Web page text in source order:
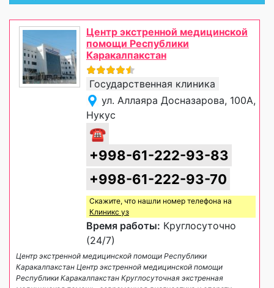
Центр экстренной медицинской
помощи Республики
Каракалпакстан
Государственная клиника
ул. Аллаяра Досназарова, 100А,
Нукус
☎
+998-61-222-93-83
+998-61-222-93-70
Скажите, что нашли номер телефона на
Клиникс уз
Время работы: Круглосуточно
(24/7)
Центр экстренной медицинской помощи Республики
Каракалпакстан Центр экстренной медицинской помощи
Республики Каракалпакстан Круглосуточная экстренная